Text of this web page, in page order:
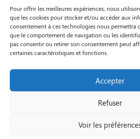
Pour offrir les meilleures expériences, nous
que les cookies pour stocker et/ou accéder aux
consentement à ces technologies nous permettra
que le comportement de navigation ou les
pas consentir ou retirer son consentement peut
certaines caractéristiques et fonctions.
Accepter
Refuser
Voir les